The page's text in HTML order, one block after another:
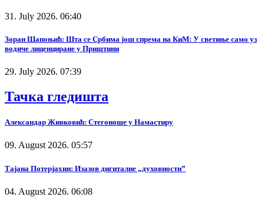
31. July 2026. 06:40
Зоран Шапоњић: Шта се Србима још спрема на КиМ: У светиње само уз
водиче лиценциране у Приштини
29. July 2026. 07:39
Тачка гледишта
Александар Живковић: Стегоноше у Намастиру
09. August 2026. 05:57
Тајана Потерјахин: Изазов дигиталне „духовности”
04. August 2026. 06:08